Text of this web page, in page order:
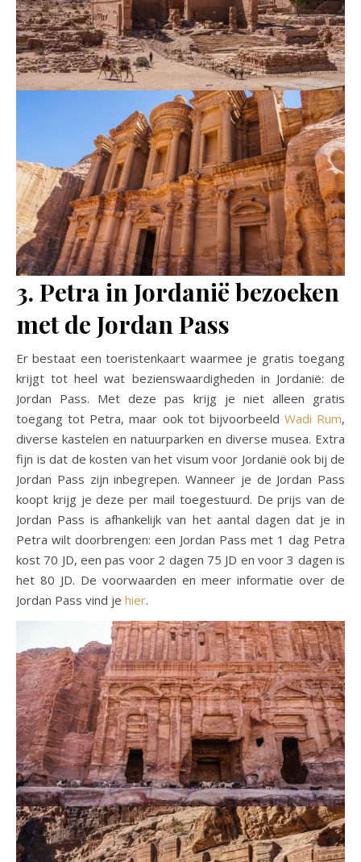
3. Petra in Jordanië bezoeken
met de Jordan Pass
Er bestaat een toeristenkaart waarmee je gratis toegang
krijgt tot heel wat bezienswaardigheden in Jordanië: de
Jordan Pass. Met deze pas krijg je niet alleen gratis
toegang tot Petra, maar ook tot bijvoorbeeld Wadi Rum,
diverse kastelen en natuurparken en diverse musea. Extra
fijn is dat de kosten van het visum voor Jordanië ook bij de
Jordan Pass zijn inbegrepen. Wanneer je de Jordan Pass
koopt krijg je deze per mail toegestuurd. De prijs van de
Jordan Pass is afhankelijk van het aantal dagen dat je in
Petra wilt doorbrengen: een Jordan Pass met 1 dag Petra
kost 70 JD, een pas voor 2 dagen 75 JD en voor 3 dagen is
het 80 JD. De voorwaarden en meer informatie over de
Jordan Pass vind je hier.